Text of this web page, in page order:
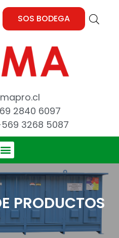
SOS BODEGA
2840 6097
3268 5087
PRODUCTOS